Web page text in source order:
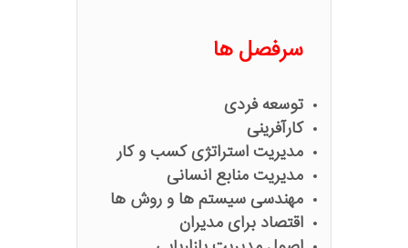
سرفصل ها
توسعه فردی
کارآفرینی
مدیریت استراتژی کسب و کار
مدیریت منابع انسانی
مهندسی سیستم ها و روش ها
اقتصاد برای مدیران